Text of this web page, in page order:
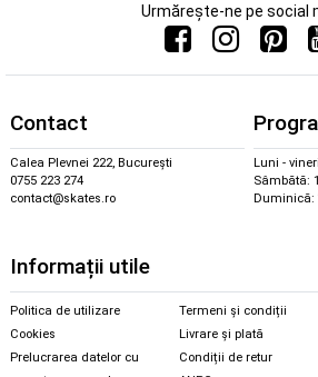
Urmărește-ne pe social
Contact
Calea Plevnei 222, București
0755 223 274
contact@skates.ro
Luni -
Sâmbătă:
Duminică:
Informații utile
Politica de utilizare
Cookies
Prelucrarea datelor cu
Termeni și condiții
Livrare și plată
Condiții de retur